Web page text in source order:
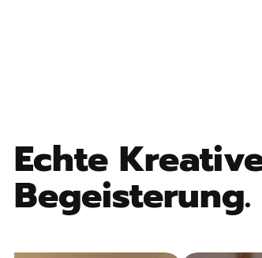
Echte
Begeisterung.